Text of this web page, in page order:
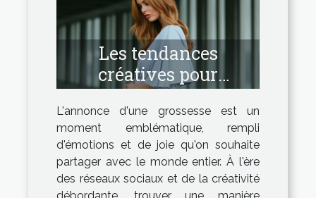
Les tendances
créatives pour
annoncer une
grossesse en 2023
L'annonce d'une grossesse est un
moment emblématique, rempli
d'émotions et de joie qu'on souhaite
partager avec le monde entier. À l'ère
des réseaux sociaux et de la créativité